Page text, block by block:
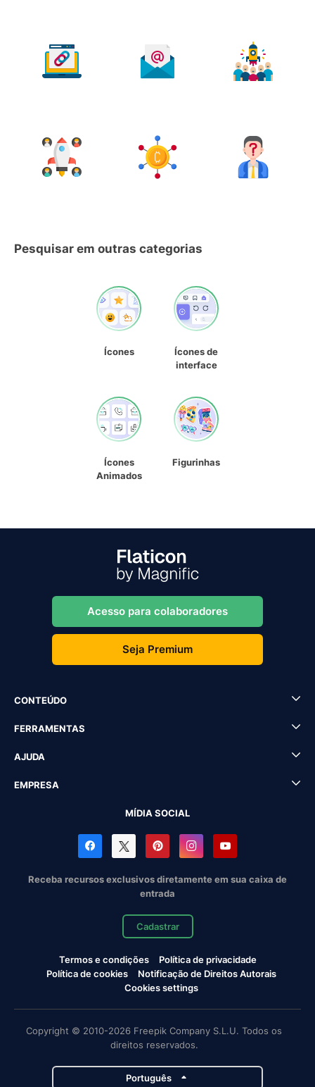
Pesquisar em outras categorias
Ícones
Ícones de
interface
Ícones
Animados
Figurinhas
Acesso para colaboradores
Seja Premium
CONTEÚDO
FERRAMENTAS
AJUDA
EMPRESA
MÍDIA SOCIAL
Receba recursos exclusivos diretamente em sua caixa de
entrada
Cadastrar
Termos e condições
Política de privacidade
Política de cookies
Notificação de Direitos Autorais
Cookies settings
Copyright © 2010-2026 Freepik Company S.L.U. Todos os
direitos reservados.
Português